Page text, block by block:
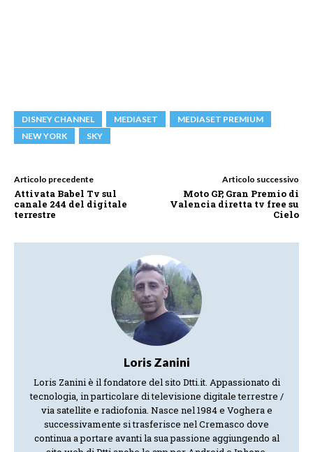
DISNEY CHANNEL MEDIASET
MEDIASET PREMIUM
NEW YORK
SKY
Articolo precedente
Attivata Babel Tv sul
canale 244 del digitale
terrestre
Articolo successivo
Moto GP, Gran Premio di
Valencia diretta tv free su
Cielo
Loris Zanini
Loris Zanini è il fondatore del sito Dtti.it. Appassionato di
tecnologia, in particolare di televisione digitale terrestre /
via satellite e radiofonia. Nasce nel 1984 e Voghera e
successivamente si trasferisce nel Cremasco dove
continua a portare avanti la sua passione aggiungendo al